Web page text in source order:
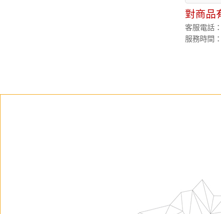
對商品
客服電話
服務時間